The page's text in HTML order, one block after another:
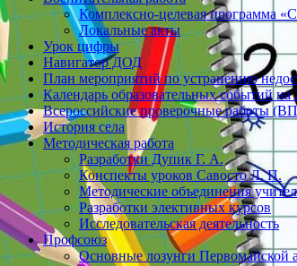
Комплексно-целевая программа
Локальные акты
Урок цифры
Навигатор ДОД
План мероприятий по устранению
Календарь образовательных событий на
Всероссийские проверочные работы
История села
Методическая работа
Разработки Дупик Г. А.
Конспекты уроков Савосто Л. П.
Методические объединения
Разработки элективных курсов
Исследовательская деятельность
Профсоюз
Основные лозунги Первомайской